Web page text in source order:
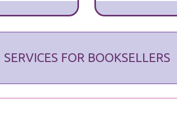
SERVICES FOR BOOKSELLERS